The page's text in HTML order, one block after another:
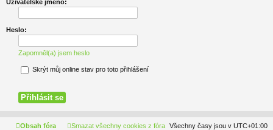
Uživatelské jméno:
Heslo:
Zapomněl(a) jsem heslo
Skrýt můj online stav pro toto přihlášení
Obsah fóra Všechny časy jsou v UTC+01:00
Smazat všechny cookies z fóra